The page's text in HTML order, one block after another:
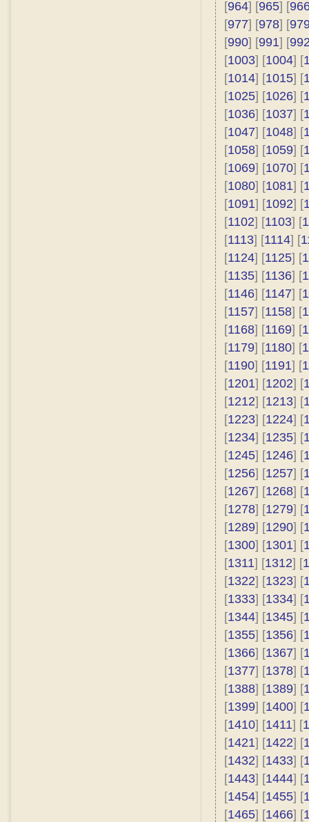
[964] [965] [
[977] [978] [
[990] [991] [
[1003] [1004] [
[1014] [1015] [
[1025] [1026] [
[1036] [1037] [
[1047] [1048] [
[1058] [1059] [
[1069] [1070] [
[1080] [1081] [
[1091] [1092] [
[1102] [1103] [
[1113] [1114] [
[1124] [1125] [
[1135] [1136] [
[1146] [1147] [
[1157] [1158] [
[1168] [1169] [
[1179] [1180] [
[1190] [1191] [
[1201] [1202] [
[1212] [1213] [
[1223] [1224] [
[1234] [1235] [
[1245] [1246] [
[1256] [1257] [
[1267] [1268] [
[1278] [1279] [
[1289] [1290] [
[1300] [1301] [
[1311] [1312] [
[1322] [1323] [
[1333] [1334] [
[1344] [1345] [
[1355] [1356] [
[1366] [1367] [
[1377] [1378] [
[1388] [1389] [
[1399] [1400] [
[1410] [1411] [
[1421] [1422] [
[1432] [1433] [
[1443] [1444] [
[1454] [1455] [
[1465] [1466] [